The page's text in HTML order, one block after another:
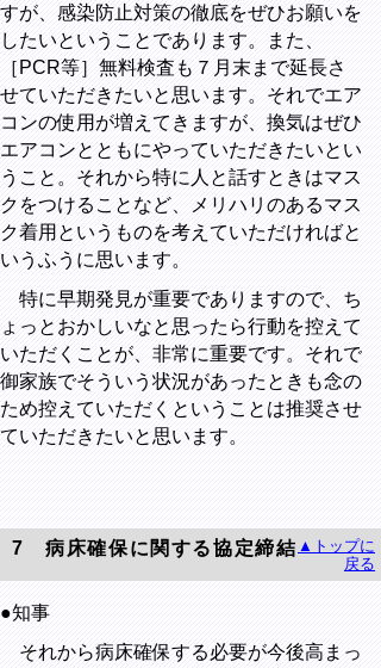
すが、感染防止対策の徹底をぜひお願いを
したいということであります。また、
［ PCR等］無料検査も７月末まで延長さ
せていただきたいと思います。それでエア
コンの使用が増えてきますが、換気はぜひ
エアコンとともにやっていただきたいとい
うこと。それから特に人と話すときはマス
クをつけることなど、メリハリのあるマス
ク着用というものを考えていただければと
いうふうに思います。
特に早期発見が重要でありますので、ち
ょっとおかしいなと思ったら行動を控えて
いただくことが、非常に重要です。それで
御家族でそういう状況があったときも念の
ため控えていただくということは推奨させ
ていただきたいと思います。
7病床確保に関する協定締結 ▲トップに
戻る
●知事
それから病床確保する必要が今後高まっ